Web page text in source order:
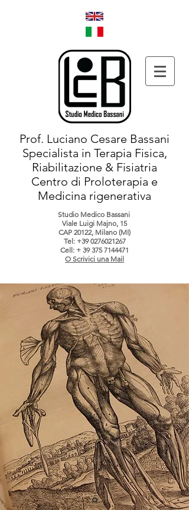
Prof. Luciano Cesare Bassani
Specialista in Terapia Fisica,
Riabilitazione & Fisiatria
Centro di Proloterapia e
Medicina rigenerativa
Studio Medico Bassani
Viale Luigi Majno, 15
CAP 20122, Milano (MI)
Tel: +39 0276021267
Cell: + 39 375 7144471
O Scrivici una Mail